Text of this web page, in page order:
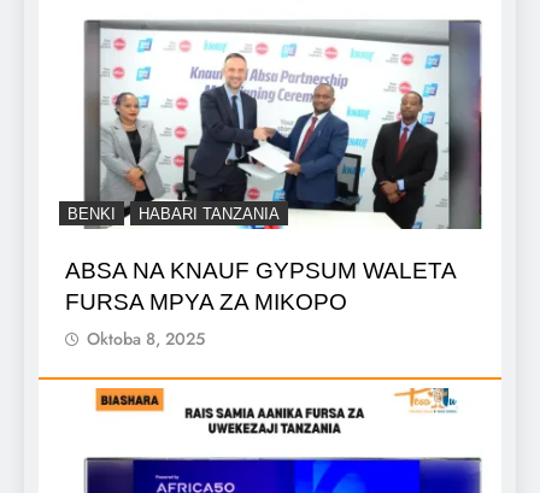
BENKI HABARI TANZANIA
ABSA NA KNAUF GYPSUM WALETA
FURSA MPYA ZA MIKOPO
Oktoba 8, 2025